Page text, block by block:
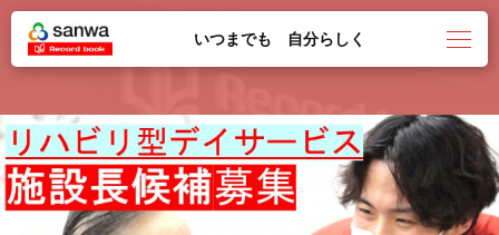
いつまでも 自分らしく